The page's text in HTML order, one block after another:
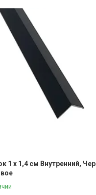
1 х 1,4 см Внутренний,